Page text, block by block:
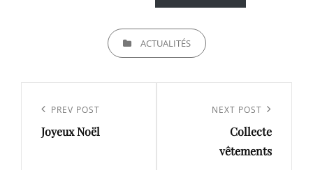
CATEGORIESACTUALITÉS
l’article
Previous
Post
PREV POST
Joyeux Noël
NEXT POST
Collecte
vêtements